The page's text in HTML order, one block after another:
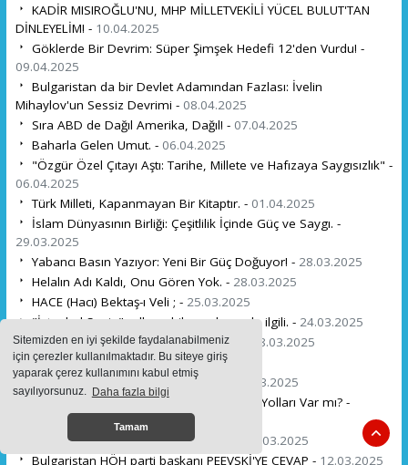
Sitemizden en iyi şekilde faydalanabilmeniz
için çerezler kullanılmaktadır. Bu siteye giriş
yaparak çerez kullanımını kabul etmiş
sayılıyorsunuz. Daha fazla bilgi
Tamam
KADİR MISIROĞLU'NU, MHP MİLLETVEKİLİ YÜCEL BULUT'TAN
DİNLEYELİM! - 10.04.2025
Göklerde Bir Devrim: Süper Şimşek Hedefi 12'den Vurdu! -
09.04.2025
Bulgaristan da bir Devlet Adamından Fazlası: İvelin
Mihaylov'un Sessiz Devrimi - 08.04.2025
Sıra ABD de Dağıl Amerika, Dağıl! - 07.04.2025
Baharla Gelen Umut. - 06.04.2025
"Özgür Özel Çıtayı Aştı: Tarihe, Millete ve Hafızaya Saygısızlık" -
06.04.2025
Türk Milleti, Kapanmayan Bir Kitaptır. - 01.04.2025
İslam Dünyasının Birliği: Çeşitlilik İçinde Güç ve Saygı. -
29.03.2025
Yabancı Basın Yazıyor: Yeni Bir Güç Doğuyor! - 28.03.2025
Helalın Adı Kaldı, Onu Gören Yok. - 28.03.2025
HACE (Hacı) Bektaş-ı Veli ; - 25.03.2025
"İstanbul Senin" adlı mobil uygulamayla ilgili. - 24.03.2025
Aslımız KURT Bizim, Kaygımız YURT..! -
18.03.2025
Çanakkale: Destanın Adı. -18.03.2025
KOCAM NEDEN DÖNMEDİ PAŞAM. -
16.03.2025
Bulgaristan'ın Demografik Krizi: Çözüm Yolları Var mı? -
16.03.2025
Her Şeyin Bir Vakti ve Takdiri Vardır. -
14.03.2025
Bulgaristan HÖH parti başkanı PEEVSKİ'YE CEVAP - 12.03.2025